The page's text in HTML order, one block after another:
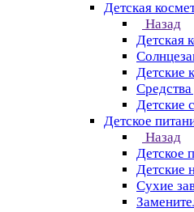
Детская
Назад
Детская
Детские
Детские
Детское
Назад
Детское
Детские
Сухие